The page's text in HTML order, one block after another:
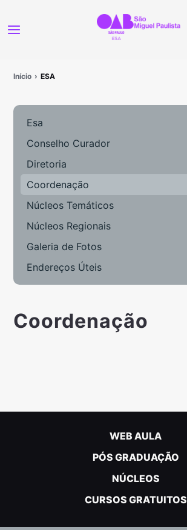
Início ESA
Esa
Conselho Curador
Diretoria
Coordenação
Núcleos Temáticos
Núcleos Regionais
Galeria de Fotos
Endereços Úteis
Coordenação
WEB AULA
PÓS GRADUAÇÃO
NÚCLEOS
CURSOS GRATUITOS